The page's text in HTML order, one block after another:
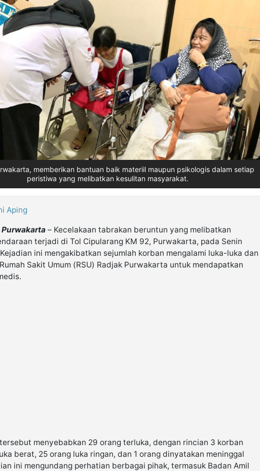
memberikan bantuan baik materiil maupun psikologis dalam setiap
peristiwa yang melibatkan kesulitan masyarakat.
Aping
Purwakarta – Kecelakaan tabrakan beruntun yang melibatkan
terjadi di Tol Cipularang KM 92, Purwakarta, pada Senin
Kejadian ini mengakibatkan sejumlah korban mengalami luka-luka dan
Sakit Umum (RSU) Radjak Purwakarta untuk mendapatkan
menyebabkan 29 orang terluka, dengan rincian 3 korban
berat, 25 orang luka ringan, dan 1 orang dinyatakan meninggal
ini mengundang perhatian berbagai pihak, termasuk Badan Amil